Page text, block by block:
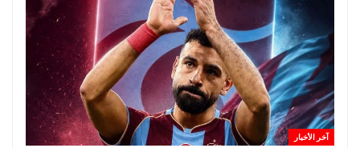
آخر الأخبار